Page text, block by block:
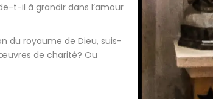
t-il à grandir dans l’amour
du royaume de Dieu, suis-
de charité? Ou